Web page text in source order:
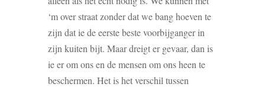
‘m over straat zonder dat we bang hoeven te
zijn dat ie de eerste beste voorbijganger in
zijn kuiten bijt. Maar dreigt er gevaar, dan is
ie er om ons en de mensen om ons heen te
beschermen. Het is het verschil tussen